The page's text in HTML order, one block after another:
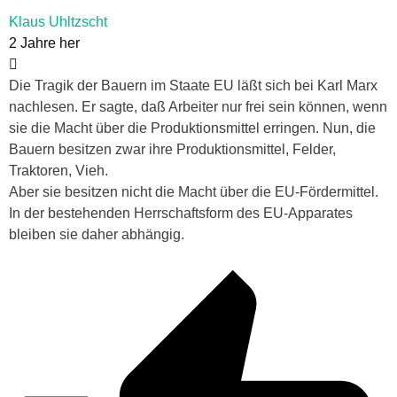
Klaus Uhltzscht
2 Jahre her
Die Tragik der Bauern im Staate EU läßt sich bei Karl Marx
nachlesen. Er sagte, daß Arbeiter nur frei sein können, wenn
sie die Macht über die Produktionsmittel erringen. Nun, die
Bauern besitzen zwar ihre Produktionsmittel, Felder,
Traktoren, Vieh.
Aber sie besitzen nicht die Macht über die EU-Fördermittel.
In der bestehenden Herrschaftsform des EU-Apparates
bleiben sie daher abhängig.